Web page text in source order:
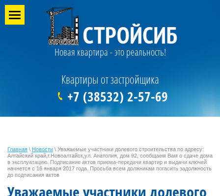
Новая квартира - это реальность!
Квартиры от застройщика
+7 (38532) 2-57-69
Главная \ Новости \ Уважаемые участники долевого строительства по адресу:
Алтайский край,г.Новоалтайск,ул. Анатолия, дом 92, сообщаем Вам о сдаче дома
в эксплуатацию. Подписание актов приема-передачи квартир и выдачи ключей
начнется с 16 января 2017 года. Просьба всем должникам погасить задолжность
до подписания актов